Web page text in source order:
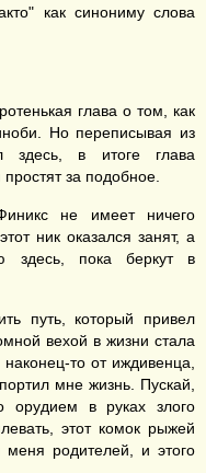
как синониму слова
глава о том, как
Но переписывая из
здесь, в итоге глава
за подобное.
не имеет ничего
ник оказался занят, а
здесь, пока беркут в
путь, который привел
вехой в жизни стала
то от иждивенца,
мне жизнь. Пускай,
орудием в руках злого
этот комок рыжей
родителей, и этого